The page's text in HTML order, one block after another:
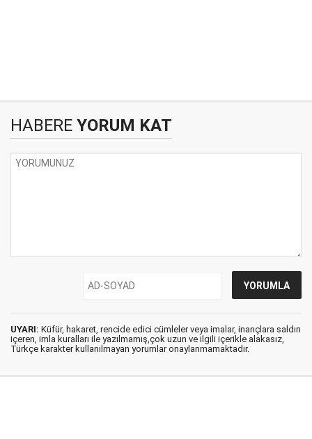
HABERE YORUM KAT
UYARI: Küfür, hakaret, rencide edici cümleler veya imalar, inançlara saldırı
içeren, imla kuralları ile yazılmamış,çok uzun ve ilgili içerikle alakasız,
Türkçe karakter kullanılmayan yorumlar onaylanmamaktadır.